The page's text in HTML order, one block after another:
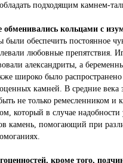
подходящим камнем-
обменивались кольцами с
обеспечить постоянное
любовные препятствия.
александриты, а
широко было
камней. В средние века
не только ремесленником и
который в случае надобности
камень, помогающий при
кроме того,